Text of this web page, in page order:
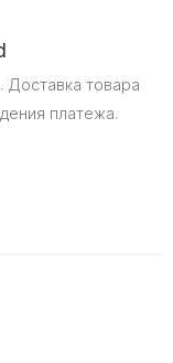
Доставка товара
платежа.